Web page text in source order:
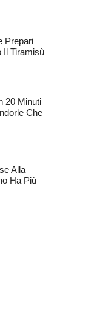
Prepari
Il Tiramisù
20 Minuti
Che
Alla
Ha Più